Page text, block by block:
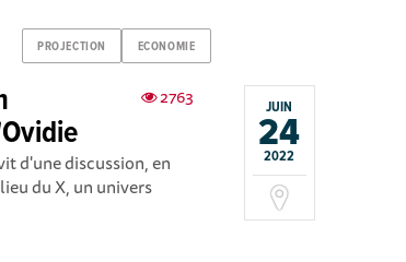
PROJECTION ECONOMIE
JUIN
24
2022
2763
d'une discussion, en
du X, un univers